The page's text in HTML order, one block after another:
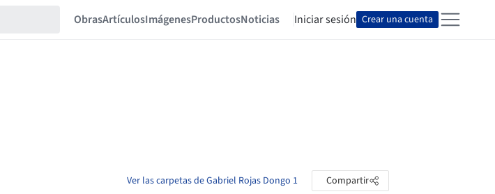
ObrasArtículosImágenesProductosNoticias Iniciar sesión Crear una cuenta
Ver las carpetas de Gabriel Rojas Dongo 1 Compartir